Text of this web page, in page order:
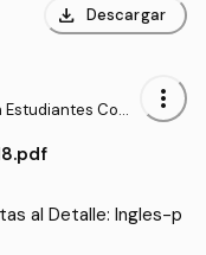
download Descargar
Estudiantes Com
more_vert
al Detalle: Ingles-p